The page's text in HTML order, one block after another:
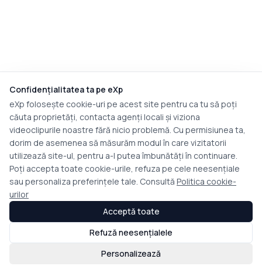
Confidențialitatea ta pe eXp
eXp folosește cookie-uri pe acest site pentru ca tu să poți
căuta proprietăți, contacta agenți locali și viziona
videoclipurile noastre fără nicio problemă. Cu permisiunea ta,
dorim de asemenea să măsurăm modul în care vizitatorii
utilizează site-ul, pentru a-l putea îmbunătăți în continuare.
Poți accepta toate cookie-urile, refuza pe cele neesențiale
sau personaliza preferințele tale. Consultă Politica cookie-
urilor
Personalizează
Refuză neesențialele
Acceptă toate